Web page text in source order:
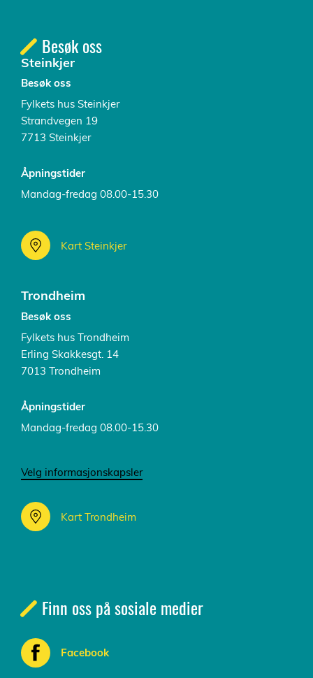
Besøk oss
Steinkjer
Besøk oss
Fylkets hus Steinkjer
Strandvegen 19
7713 Steinkjer
Åpningstider
Mandag-fredag 08.00-15.30
Kart Steinkjer
Trondheim
Besøk oss
Fylkets hus Trondheim
Erling Skakkesgt. 14
7013 Trondheim
Åpningstider
Mandag-fredag 08.00-15.30
Velg informasjonskapsler
Kart Trondheim
Finn oss på sosiale medier
Facebook